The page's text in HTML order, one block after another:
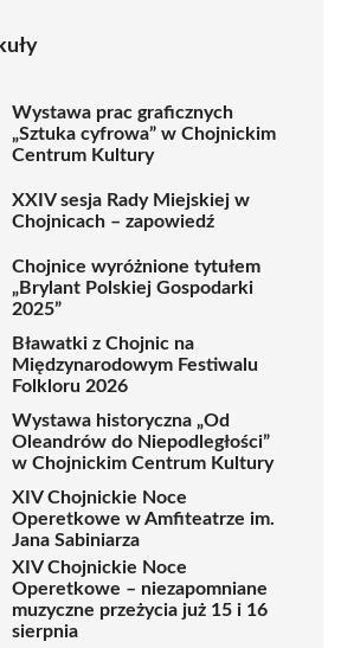
Wystawa prac graficznych
„Sztuka cyfrowa” w Chojnickim
Centrum Kultury
XXIV sesja Rady Miejskiej w
Chojnicach – zapowiedź
Chojnice wyróżnione tytułem
„Brylant Polskiej Gospodarki
2025”
Bławatki z Chojnic na
Międzynarodowym Festiwalu
Folkloru 2026
Wystawa historyczna „Od
Oleandrów do Niepodległości”
w Chojnickim Centrum Kultury
XIV Chojnickie Noce
Operetkowe w Amfiteatrze im.
Jana Sabiniarza
XIV Chojnickie Noce
Operetkowe – niezapomniane
muzyczne przeżycia już 15 i 16
sierpnia